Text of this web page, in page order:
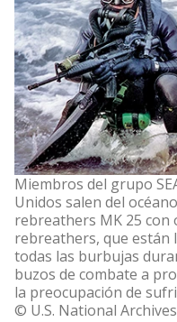
Miembros del grupo
Unidos salen del
rebreathers MK 25 con
rebreathers, que están
todas las burbujas
buzos de combate a
la preocupación de
© U.S. National